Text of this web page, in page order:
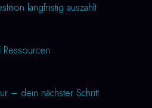
langfristig auszahlt
– dein nächster Schritt